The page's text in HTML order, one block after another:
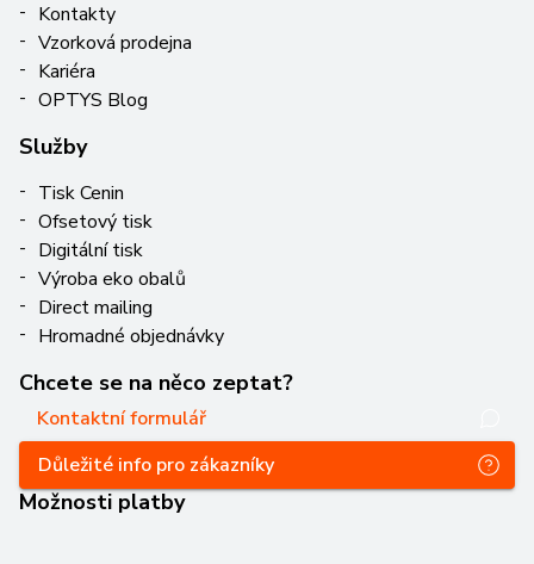
Kontakty
Vzorková prodejna
Kariéra
OPTYS Blog
Služby
Tisk Cenin
Ofsetový tisk
Digitální tisk
Výroba eko obalů
Direct mailing
Hromadné objednávky
Chcete se na něco zeptat?
Kontaktní formulář
Důležité info pro zákazníky
Možnosti platby